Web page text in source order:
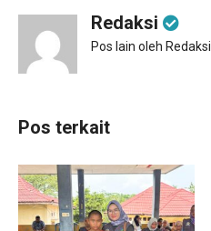
Redaksi
Pos lain oleh Redaksi
Pos terkait